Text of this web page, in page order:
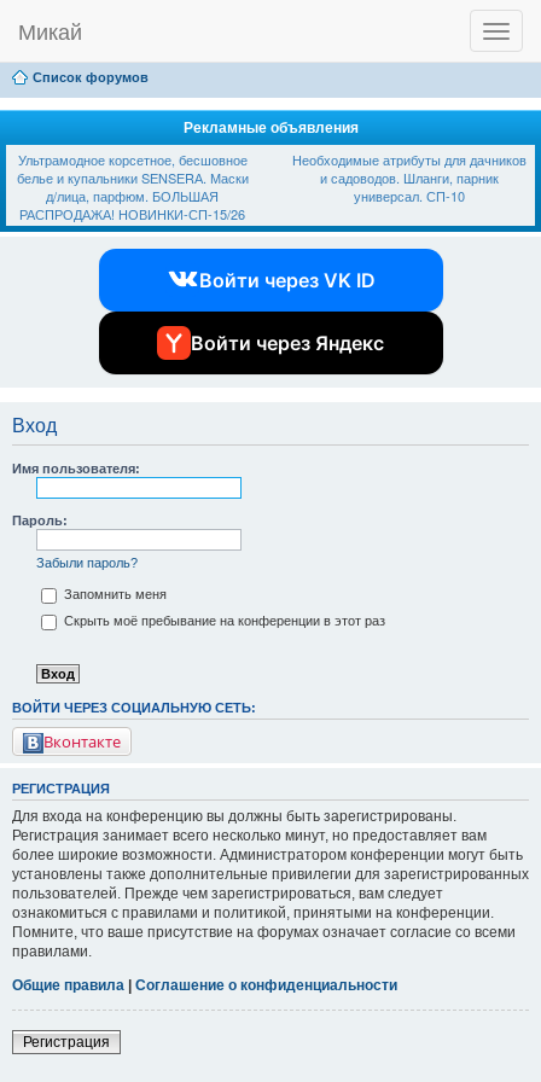
T
o
g
l
n
a
v
g
Микай
Ссылки Вход
Список форумов
Рекламные объявления
Ультрамодное корсетное, бесшовное
белье и купальники SЕNSЕRА. Маски
д/лица, парфюм. БОЛЬШАЯ
РАСПРОДАЖА! НОВИНКИ-СП-15/26
Необходимые атрибуты для дачников
и садоводов. Шланги, парник
универсал. СП-10
Войти через VK ID
Войти через Яндекс
Вход
Имя пользователя:
Пароль:
Забыли пароль?
Запомнить меня
Скрыть моё пребывание на конференции в этот раз
ВОЙТИ ЧЕРЕЗ СОЦИАЛЬНУЮ СЕТЬ:
Вконтакте
РЕГИСТРАЦИЯ
Для входа на конференцию вы должны быть зарегистрированы.
Регистрация занимает всего несколько минут, но предоставляет вам
более широкие возможности. Администратором конференции могут быть
установлены также дополнительные привилегии для зарегистрированных
пользователей. Прежде чем зарегистрироваться, вам следует
ознакомиться с правилами и политикой, принятыми на конференции.
Помните, что ваше присутствие на форумах означает согласие со всеми
правилами.
Общие правила
Соглашение о конфиденциальности
Регистрация